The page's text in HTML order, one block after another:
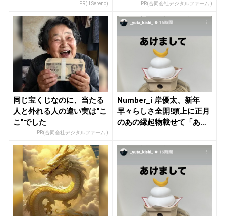
PR(Il Sereno) PR(合同会社デジタルファーム )
同じ宝くじなのに、当たる
人と外れる人の違い実は“こ
こ”でした
PR(合同会社デジタルファーム )
Number_i 岸優太、新年
早々らしさ全開!頭上に正月
のあの縁起物載せて「あ